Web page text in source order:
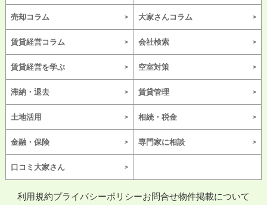
売却コラム 大家さんコラム
賃貸経営コラム 会社検索
賃貸経営を学ぶ 空室対策
滞納・退去 賃貸管理
土地活用 相続・税金
金融・保険 専門家に相談
口コミ大家さん
利用規約プライバシーポリシーお問合せ物件掲載について